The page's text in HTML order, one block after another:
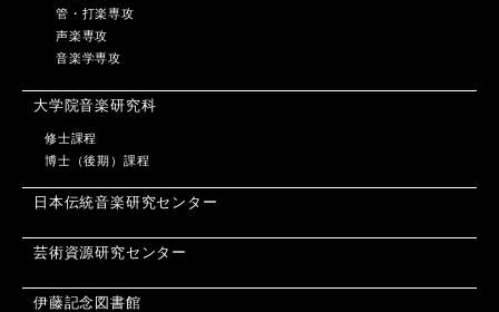
管・打楽専攻
声楽専攻
音楽学専攻
大学院音楽研究科
修士課程
博士（後期）課程
日本伝統音楽研究センター
芸術資源研究センター
伊藤記念図書館